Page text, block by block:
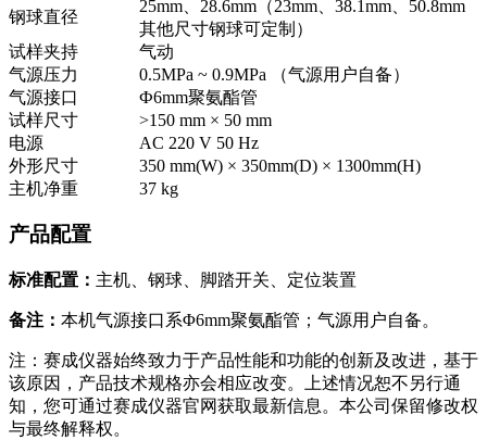
钢球直径
25mm、28.6mm（23mm、38.1mm、50.8mm
其他尺寸钢球可定制）
试样夹持
气动
气源压力
0.5MPa ~ 0.9MPa （气源用户自备）
气源接口
Ф6mm聚氨酯管
试样尺寸
>150 mm × 50 mm
电源
AC 220 V 50 Hz
外形尺寸
350 mm(W) × 350mm(D) × 1300mm(H)
主机净重
37 kg
产品配置
标准配置： 主机、钢球、脚踏开关、定位装置
备注： 本机气源接口系Φ6mm聚氨酯管；气源用户自备。
注：赛成仪器始终致力于产品性能和功能的创新及改进，基于
该原因，产品技术规格亦会相应改变。上述情况恕不另行通
知，您可通过赛成仪器官网获取最新信息。本公司保留修改权
与最终解释权。